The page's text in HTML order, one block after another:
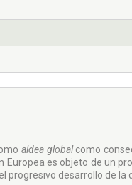
aldea globalcomo
Europea es objeto de un
desarrollo de la